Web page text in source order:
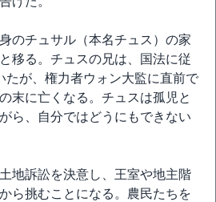
のチュサル（本名チュス）の家
移る。チュスの兄は、国法に従
たが、権力者ウォン大監に直前で
末に亡くなる。チュスは孤児と
ら、自分ではどうにもできない
地訴訟を決意し、王室や地主階
ら挑むことになる。農民たちを